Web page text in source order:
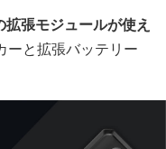
拡張モジュールが使え
ーと拡張バッテリー